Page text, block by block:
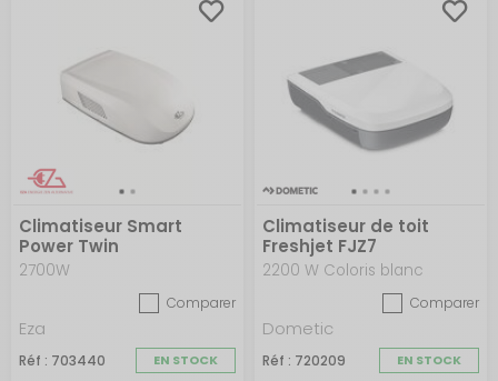
Climatiseur Smart
Power Twin
2700W
Comparer
Eza
Réf : 703440 EN STOCK
Climatiseur de toit
Freshjet FJZ7
2200 W Coloris blanc
Comparer
Dometic
Réf : 720209 EN STOCK